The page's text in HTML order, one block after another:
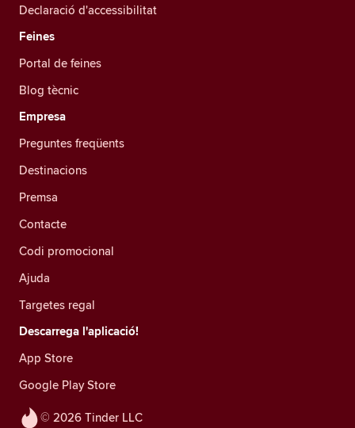
© 2026 Tinder LLC
Declaració d'accessibilitat
Feines
Portal de feines
Blog tècnic
Empresa
Preguntes freqüents
Destinacions
Premsa
Contacte
Codi promocional
Ajuda
Targetes regal
Descarrega l'aplicació!
App Store
Google Play Store